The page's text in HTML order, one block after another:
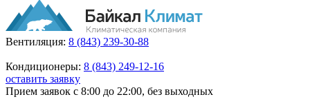
Вентиляция: 8 (843) 239-30-88
Кондиционеры: 8 (843) 249-12-16
оставить заявку
Прием заявок с 8:00 до 22:00, без выходных